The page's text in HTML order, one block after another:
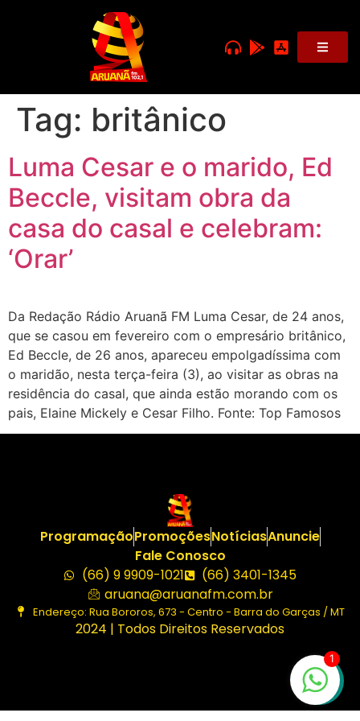
Tag: britânico
Luma Cesar e o marido, Ed
Beccle, visitam obra da
casa do casal e celebram:
‘Orar’
Da Redação Rádio Aruanã FM Luma Cesar, de 24 anos,
que se casou em fevereiro com o empresário britânico,
Ed Beccle, de 26 anos, apareceu empolgadíssima com
o maridão, nesta terça-feira (3), ao visitar as obras na
residência do casal, que ainda estão morando com os
pais, Elaine Mickely e Cesar Filho. Fonte: Top Famosos
ProgramaçãoPromoçõesNotíciasAnuncie
Fale Conosco
(66) 9 9909-1021
(66) 3401-1345
aruana@aruanafm.com.br
Endereço: Rua Bororos, 673 - Centro - Barra do Garças / MT
2024 | Todos Direitos Reservados
1